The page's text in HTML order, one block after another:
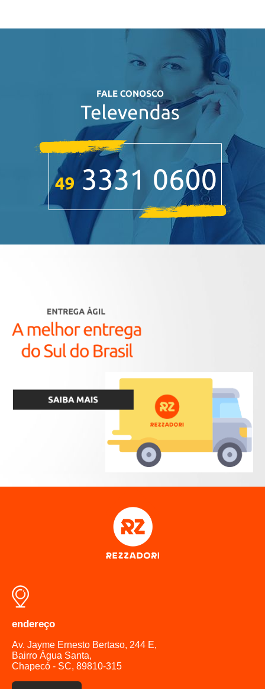
endereço
Av. Jayme Ernesto Bertaso, 244 E,
Bairro Água Santa,
Chapecó - SC, 89810-315